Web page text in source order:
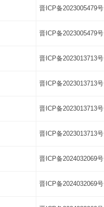
晋ICP备2023005479号
晋ICP备2023005479号
晋ICP备2023013713号
晋ICP备2023013713号
晋ICP备2023013713号
晋ICP备2023013713号
晋ICP备2024032069号
晋ICP备2024032069号